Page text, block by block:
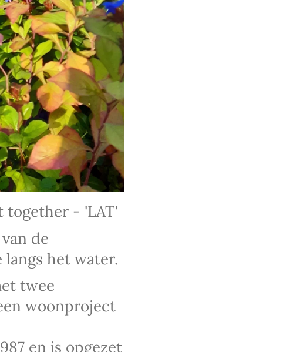
- 'LAT'
de
het water.
twee
woonproject
en is opgezet